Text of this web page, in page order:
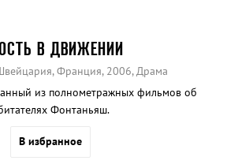
В ДВИЖЕНИИ
Франция, 2006, Драма
из полнометражных фильмов об
Фонтаньяш.
В избранное